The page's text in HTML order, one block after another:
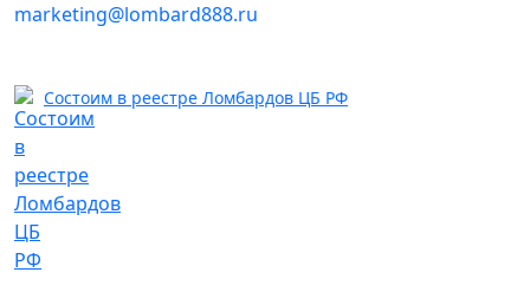
marketing@lombard888.ru
Состоим в реестре Ломбардов ЦБ РФ